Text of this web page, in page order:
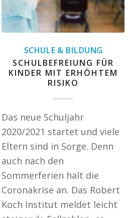
SCHULE & BILDUNG
SCHULBEFREIUNG FÜR
KINDER MIT ERHÖHTEM
RISIKO
Das neue Schuljahr
2020/2021 startet und viele
Eltern sind in Sorge. Denn
auch nach den
Sommerferien hält die
Coronakrise an. Das Robert
Koch Institut meldet leicht